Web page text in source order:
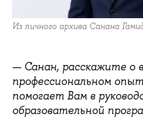
Из личного архива Санана
— Санан, расскажите о
профессиональном
помогает Вам в
образовательной